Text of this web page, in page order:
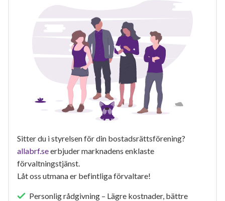
Sitter du i styrelsen för din bostadsrättsförening?
allabrf.seerbjuder marknadens enklaste
förvaltningstjänst.
Låt oss utmana er befintliga förvaltare!
Personlig rådgivning – Lägre kostnader, bättre